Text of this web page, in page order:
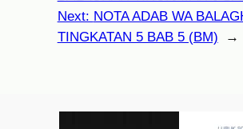
Next: NOTA ADAB WA
TINGKATAN 5 BAB 5 (BM)
→